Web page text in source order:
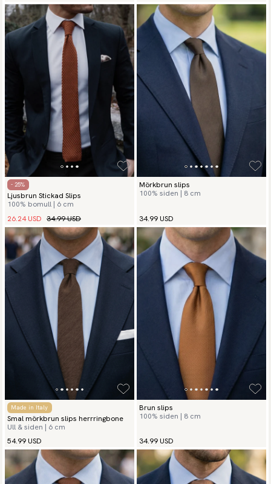
- 25%
Ljusbrun Stickad Slips
100% bomull | 6 cm
26.24 USD 34.99 USD
Mörkbrun slips
100% siden | 8 cm
34.99 USD
Made in Italy
Smal mörkbrun slips herrringbone
Ull & siden | 6 cm
54.99 USD
Brun slips
100% siden | 8 cm
34.99 USD